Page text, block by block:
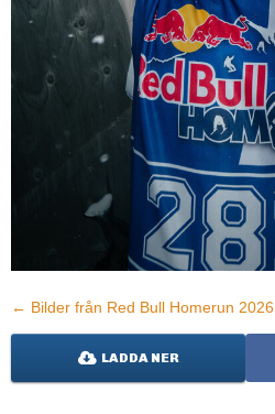
← Bilder från Red Bull Homerun 2026
LADDA NER